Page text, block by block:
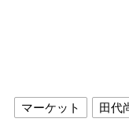
マーケット 田代